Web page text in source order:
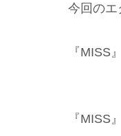
今回のエ
『MISS
『MISS